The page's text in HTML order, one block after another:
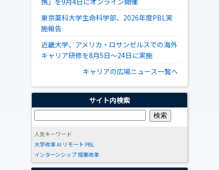
東京薬科大学生命科学部、2026年度PBL実
施報告
近畿大学、アメリカ・ロサンゼルスでの海外
キャリア研修を8月5日～24日に実施
キャリアの広場ニュース一覧へ
サイト内検索
人気キーワード
大学改革AI リモート PBL
インターンシップ授業改革